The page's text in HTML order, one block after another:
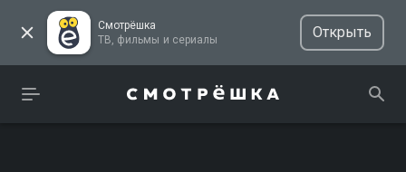
Смотрёшка
ТВ, фильмы и сериалы
Открыть